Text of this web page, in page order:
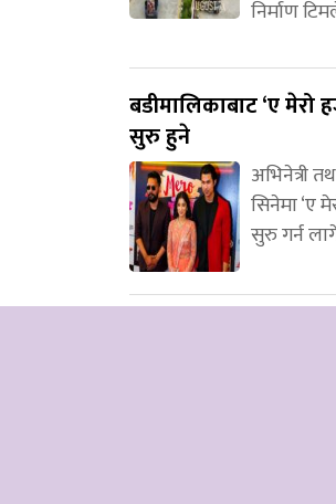
निर्माण
बडीमालिकाबाट ‘ए
सुरु हुने
अभिनेत्री
सिनेमा ‘ए
सुरु गर्न